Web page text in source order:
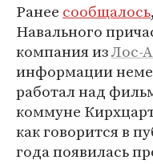
Ранее сообщалось
Навального
компания изЛос-
информации
работал над
коммуне
как говорится в
года появилась